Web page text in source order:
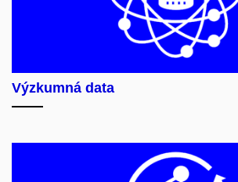
Výzkumná data